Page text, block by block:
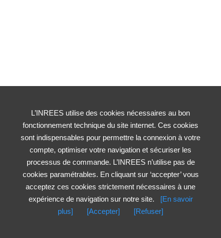
L’INREES utilise des cookies nécessaires au bon
fonctionnement technique du site internet. Ces cookies
sont indispensables pour permettre la connexion à votre
compte, optimiser votre navigation et sécuriser les
processus de commande. L’INREES n’utilise pas de
cookies paramétrables. En cliquant sur ‘accepter’ vous
acceptez ces cookies strictement nécessaires à une
expérience de navigation sur notre site.
[En savoir
plus]
[Accepter] [Refuser]